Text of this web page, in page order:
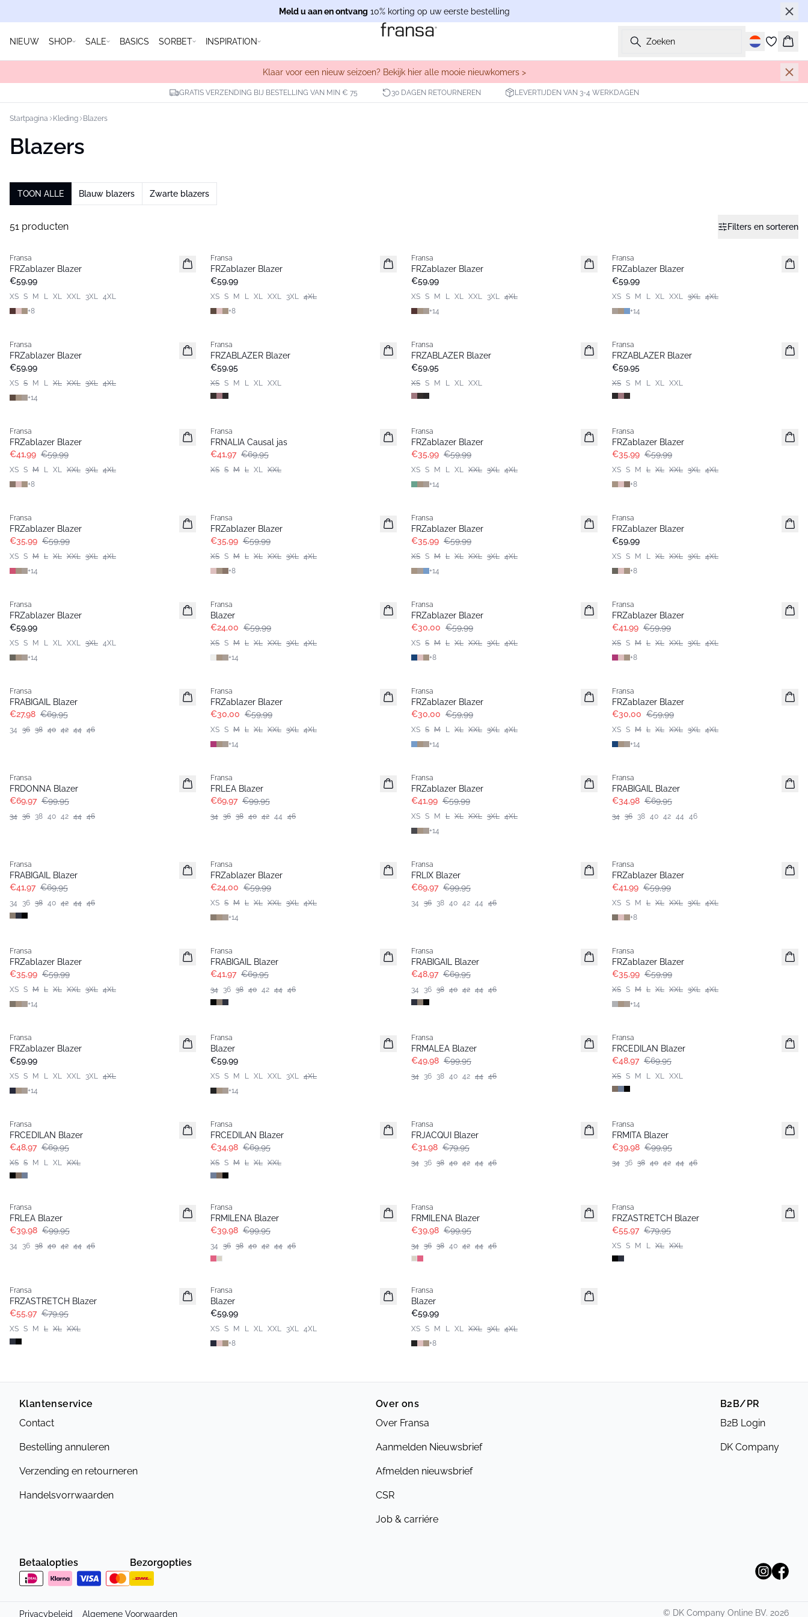
Meld u aan en ontvang 10% korting op uw eerste bestelling
NIEUW SHOP SALE BASICS SORBET INSPIRATION Zoeken
Klaar voor een nieuw seizoen? Bekijk hier alle mooie nieuwkomers >
GRATIS VERZENDING BIJ BESTELLING VAN MIN € 75 30 DAGEN RETOURNEREN LEVERTIJDEN VAN 3-4 WERKDAGEN
Startpagina Kleding Blazers
Blazers
TOON ALLE Blauw blazers Zwarte blazers
51 producten Filters en sorteren
Nieuw
Fransa
FRZablazer Blazer
€59,99
XS S M L XL XXL 3XL 4XL
+8
Nieuw
Fransa
FRZablazer Blazer
€59,99
XS S M L XL XXL 3XL 4XL
+8
Nieuw
Fransa
FRZablazer Blazer
€59,99
XS S M L XL XXL 3XL 4XL
+14
Nieuw
Fransa
FRZablazer Blazer
€59,99
XS S M L XL XXL 3XL 4XL
+14
Extended size
Fransa
FRZablazer Blazer
€59,99
XS S M L XL XXL 3XL 4XL
+14
Nieuw
Fransa
FRZABLAZER Blazer
€59,95
XS S M L XL XXL
Nieuw
Fransa
FRZABLAZER Blazer
€59,95
XS S M L XL XXL
Nieuw
Fransa
FRZABLAZER Blazer
€59,95
XS S M L XL XXL
Fransa
FRZablazer Blazer
€41,99 €59,99
XS S M L XL XXL 3XL 4XL
+8
Fransa
FRNALIA Causal jas
€41,97 €69,95
XS S M L XL XXL
Fransa
FRZablazer Blazer
€35,99 €59,99
XS S M L XL XXL 3XL 4XL
+14
Fransa
FRZablazer Blazer
€35,99 €59,99
XS S M L XL XXL 3XL 4XL
+8
Fransa
FRZablazer Blazer
€35,99 €59,99
XS S M L XL XXL 3XL 4XL
+14
Fransa
FRZablazer Blazer
€35,99 €59,99
XS S M L XL XXL 3XL 4XL
+8
Fransa
FRZablazer Blazer
€35,99 €59,99
XS S M L XL XXL 3XL 4XL
+14
Extended size
Fransa
FRZablazer Blazer
€59,99
XS S M L XL XXL 3XL 4XL
+8
Extended size
Fransa
FRZablazer Blazer
€59,99
XS S M L XL XXL 3XL 4XL
+14
Extended size
Fransa
Blazer
€24,00 €59,99
XS S M L XL XXL 3XL 4XL
+14
Extended size
Fransa
FRZablazer Blazer
€30,00 €59,99
XS S M L XL XXL 3XL 4XL
+8
Extended size
Fransa
FRZablazer Blazer
€41,99 €59,99
XS S M L XL XXL 3XL 4XL
+8
Fransa
FRABIGAIL Blazer
€27,98 €69,95
34 36 38 40 42 44 46
Extended size
Fransa
FRZablazer Blazer
€30,00 €59,99
XS S M L XL XXL 3XL 4XL
+14
Extended size
Fransa
FRZablazer Blazer
€30,00 €59,99
XS S M L XL XXL 3XL 4XL
+14
Extended size
Fransa
FRZablazer Blazer
€30,00 €59,99
XS S M L XL XXL 3XL 4XL
+14
Fransa
FRDONNA Blazer
€69,97 €99,95
34 36 38 40 42 44 46
Fransa
FRLEA Blazer
€69,97 €99,95
34 36 38 40 42 44 46
Extended size
Fransa
FRZablazer Blazer
€41,99 €59,99
XS S M L XL XXL 3XL 4XL
+14
Fransa
FRABIGAIL Blazer
€34,98 €69,95
34 36 38 40 42 44 46
Fransa
FRABIGAIL Blazer
€41,97 €69,95
34 36 38 40 42 44 46
Extended size
Fransa
FRZablazer Blazer
€24,00 €59,99
XS S M L XL XXL 3XL 4XL
+14
Fransa
FRLIX Blazer
€69,97 €99,95
34 36 38 40 42 44 46
Extended size
Fransa
FRZablazer Blazer
€41,99 €59,99
XS S M L XL XXL 3XL 4XL
+8
Extended size
Fransa
FRZablazer Blazer
€35,99 €59,99
XS S M L XL XXL 3XL 4XL
+14
Fransa
FRABIGAIL Blazer
€41,97 €69,95
34 36 38 40 42 44 46
Fransa
FRABIGAIL Blazer
€48,97 €69,95
34 36 38 40 42 44 46
Extended size
Fransa
FRZablazer Blazer
€35,99 €59,99
XS S M L XL XXL 3XL 4XL
+14
Extended size
Fransa
FRZablazer Blazer
€59,99
XS S M L XL XXL 3XL 4XL
+14
Extended size
Fransa
Blazer
€59,99
XS S M L XL XXL 3XL 4XL
+14
Fransa
FRMALEA Blazer
€49,98 €99,95
34 36 38 40 42 44 46
Fransa
FRCEDILAN Blazer
€48,97 €69,95
XS S M L XL XXL
Fransa
FRCEDILAN Blazer
€48,97 €69,95
XS S M L XL XXL
Fransa
FRCEDILAN Blazer
€34,98 €69,95
XS S M L XL XXL
Fransa
FRJACQUI Blazer
€31,98 €79,95
34 36 38 40 42 44 46
Fransa
FRMITA Blazer
€39,98 €99,95
34 36 38 40 42 44 46
Fransa
FRLEA Blazer
€39,98 €99,95
34 36 38 40 42 44 46
Fransa
FRMILENA Blazer
€39,98 €99,95
34 36 38 40 42 44 46
Fransa
FRMILENA Blazer
€39,98 €99,95
34 36 38 40 42 44 46
Fransa
FRZASTRETCH Blazer
€55,97 €79,95
XS S M L XL XXL
Fransa
FRZASTRETCH Blazer
€55,97 €79,95
XS S M L XL XXL
Extended size
Fransa
Blazer
€59,99
XS S M L XL XXL 3XL 4XL
+8
Extended size
Fransa
Blazer
€59,99
XS S M L XL XXL 3XL 4XL
+8
Klantenservice
Contact
Bestelling annuleren
Verzending en retourneren
Handelsvorrwaarden
Over ons
Over Fransa
Aanmelden Nieuwsbrief
Afmelden nieuwsbrief
CSR
Job & carriére
B2B/PR
B2B Login
DK Company
Betaalopties Bezorgopties
Privacybeleid Algemene Voorwaarden © DK Company Online BV. 2026